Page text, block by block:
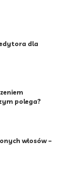
dla
polega?
włosów –